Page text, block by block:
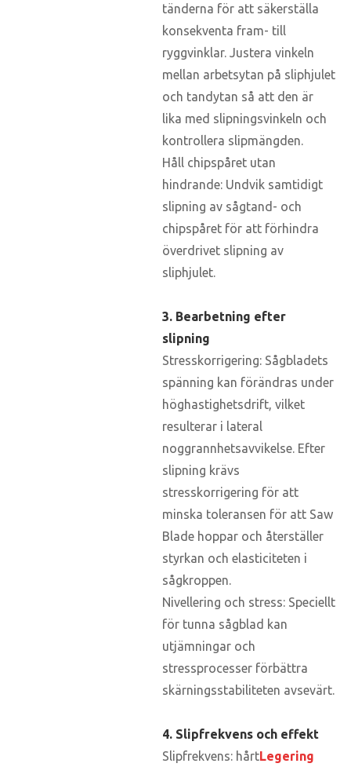
tänderna för att säkerställa
konsekventa fram- till
ryggvinklar. Justera vinkeln
mellan arbetsytan på sliphjulet
och tandytan så att den är
lika med slipningsvinkeln och
kontrollera slipmängden.
Håll chipspåret utan
hindrande: Undvik samtidigt
slipning av sågtand- och
chipspåret för att förhindra
överdrivet slipning av
sliphjulet.
3. Bearbetning efter
slipning
Stresskorrigering: Sågbladets
spänning kan förändras under
höghastighetsdrift, vilket
resulterar i lateral
noggrannhetsavvikelse. Efter
slipning krävs
stresskorrigering för att
minska toleransen för att Saw
Blade hoppar och återställer
styrkan och elasticiteten i
sågkroppen.
Nivellering och stress: Speciellt
för tunna sågblad kan
utjämningar och
stressprocesser förbättra
skärningsstabiliteten avsevärt.
4. Slipfrekvens och effekt
Slipfrekvens: hårtLegering